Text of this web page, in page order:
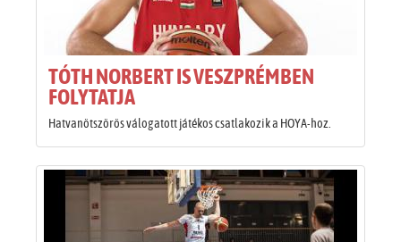
TÓTH NORBERT IS VESZPRÉMBEN
FOLYTATJA
Hatvanötszörös válogatott játékos csatlakozik a HOYA-hoz.